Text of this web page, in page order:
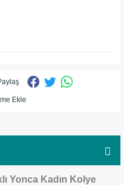
Yonca Kadın Kolye